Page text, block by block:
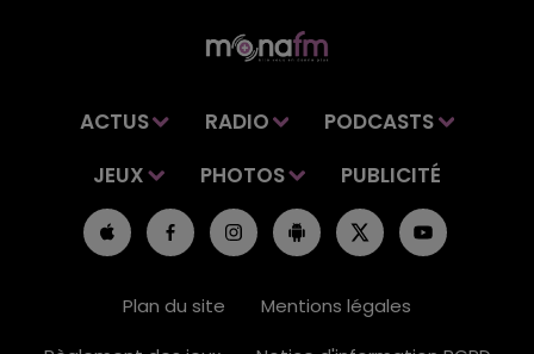
ACTUS RADIO
PODCASTS
JEUX
PHOTOS PUBLICITÉ
Plan du site
Mentions légales